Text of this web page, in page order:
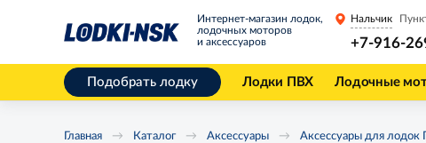
Интернет-магазин лодок,
лодочных моторов
и аксессуаров
Нальчик
+7-916-
Подобрать лодку Лодки ПВХ Лодочные
Главная Каталог Аксессуары Аксессуары для лодок